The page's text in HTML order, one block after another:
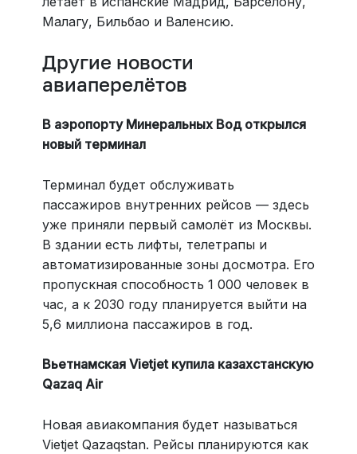
Малагу, Бильбао и Валенсию.
Другие новости
авиаперелётов
В аэропорту Минеральных Вод открылся
новый терминал
Терминал будет обслуживать
пассажиров внутренних рейсов — здесь
уже приняли первый самолёт из Москвы.
В здании есть лифты, телетрапы и
автоматизированные зоны досмотра. Его
пропускная способность 1 000 человек в
час, а к 2030 году планируется выйти на
5,6 миллиона пассажиров в год.
Вьетнамская Vietjet купила казахстанскую
Qazaq Air
Новая авиакомпания будет называться
Vietjet Qazaqstan. Рейсы планируются как